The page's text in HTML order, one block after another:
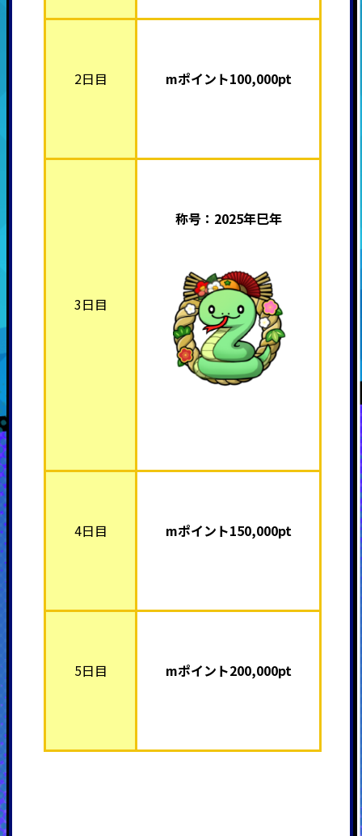
2日目 mポイント100,000pt
3日目
称号：2025年巳年
4日目 mポイント150,000pt
5日目 mポイント200,000pt